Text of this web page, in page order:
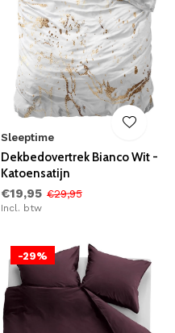
Sleeptime
Dekbedovertrek Bianco Wit -
Katoensatijn
€19,95 €29,95
Incl. btw
-29%